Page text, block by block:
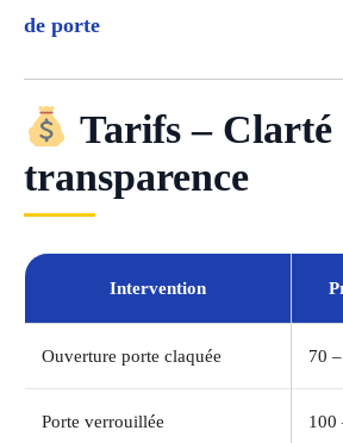
de porte
Tarifs – Clarté
transparence
Intervention
Ouverture porte claquée 70
Porte verrouillée 100